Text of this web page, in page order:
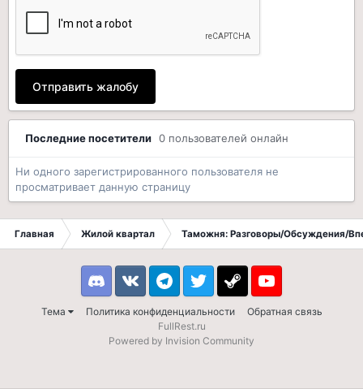
Отправить жалобу
Последние посетители 0 пользователей онлайн
Ни одного зарегистрированного пользователя не
просматривает данную страницу
Главная Жилой квартал Таможня: Разговоры/Обсуждения/
Тема Политика конфиденциальности Обратная связь
DiscordVK TelegramTwitter Steam Youtube
FullRest.ru
Powered by Invision Community